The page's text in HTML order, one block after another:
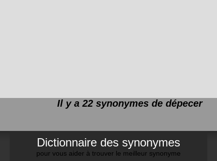
Il y a 22 synonymes de dépecer
Dictionnaire des synonymes
pour vous aider à trouver le meilleur synonyme